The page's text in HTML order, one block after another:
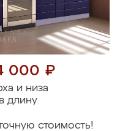
000 ₽
и низа
длину
стоимость!